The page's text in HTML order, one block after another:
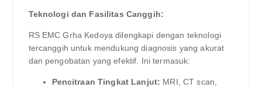
Teknologi dan Fasilitas Canggih:
RS EMC Grha Kedoya dilengkapi dengan teknologi
tercanggih untuk mendukung diagnosis yang akurat
dan pengobatan yang efektif. Ini termasuk:
Pencitraan Tingkat Lanjut: MRI, CT scan,